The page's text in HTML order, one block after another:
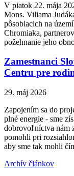
V piatok 22. mája
Mons. Viliama
pôsobiacich na
Chromiaka,
požehnanie jeho
Zamestnanci
Centru pre
29. máj 2026
Zapojením sa do
plné energie - sme
dobrovoľníctva nám
pomohli pri
aby sme tak mohli
Archív článkov